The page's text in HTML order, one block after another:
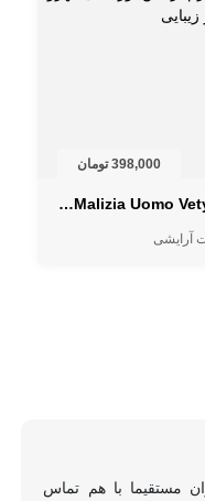
398,000 تومان
فوم اصلاح مردانه مالیزیا وتیور | Malizia Uomo Vetyver با رایحه گرم و کلاسیک
آرایشی
مستقیما با هم تماس